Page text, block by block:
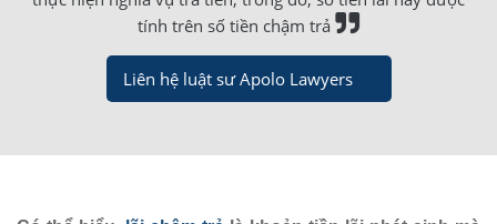
tính trên số tiền chậm trả
Liên hệ luật sư Apolo Lawyers